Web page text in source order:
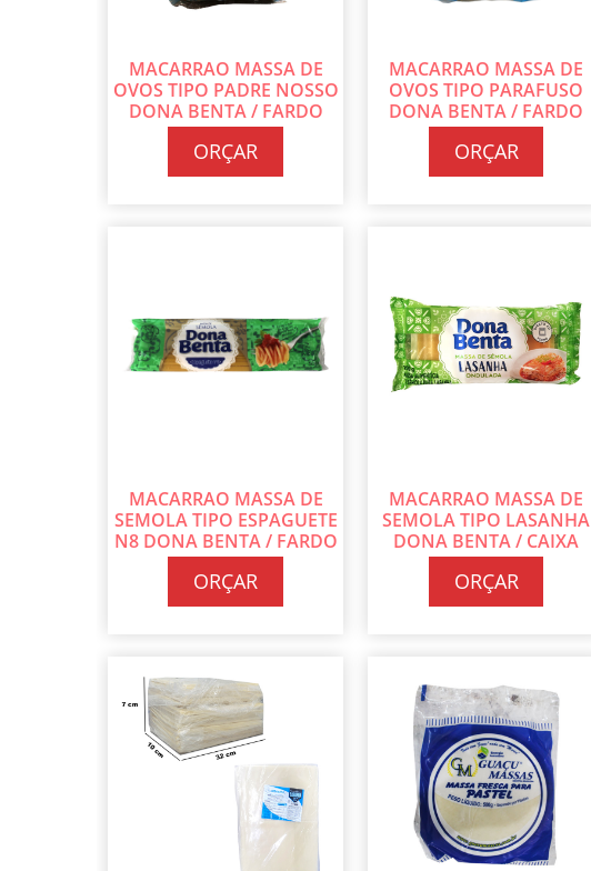
MACARRAO MASSA DE
OVOS TIPO PADRE NOSSO
DONA BENTA / FARDO
COM 24 PT DE 500G CADA
ORÇAR
MACARRAO MASSA DE
OVOS TIPO PARAFUSO
DONA BENTA / FARDO
COM 24 PT DE 500G CADA
ORÇAR
MACARRAO MASSA DE
SEMOLA TIPO ESPAGUETE
N8 DONA BENTA / FARDO
COM 24 PT DE 500G CADA
ORÇAR
MACARRAO MASSA DE
SEMOLA TIPO LASANHA
DONA BENTA / CAIXA
COM 4 DISPLAYS DE 12 UN
DE 200G CADA
ORÇAR